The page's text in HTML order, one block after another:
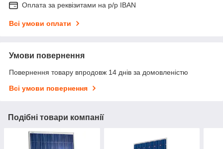
Оплата за реквізитами на р/р IBAN
Всі умови оплати
Умови повернення
Повернення товару впродовж 14 днів за домовленістю
Всі умови повернення
Подібні товари компанії